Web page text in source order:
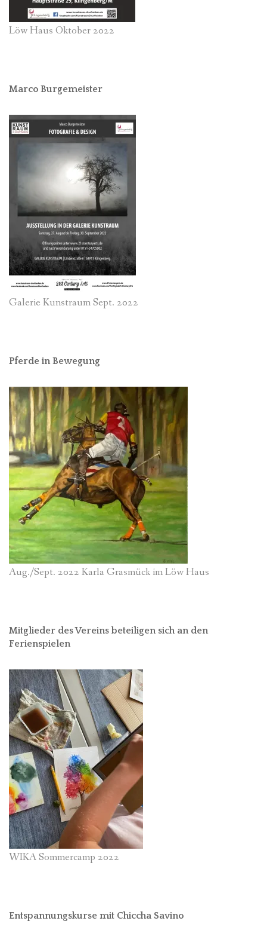
Löw Haus Oktober 2022
Marco Burgemeister
Galerie Kunstraum Sept. 2022
Pferde in Bewegung
Aug./Sept. 2022 Karla Grasmück im Löw Haus
Mitglieder des Vereins beteiligen sich an den
Ferienspielen
WIKA Sommercamp 2022
Entspannungskurse mit Chiccha Savino